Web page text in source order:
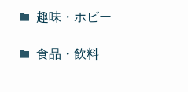
趣味・ホビー
食品・飲料